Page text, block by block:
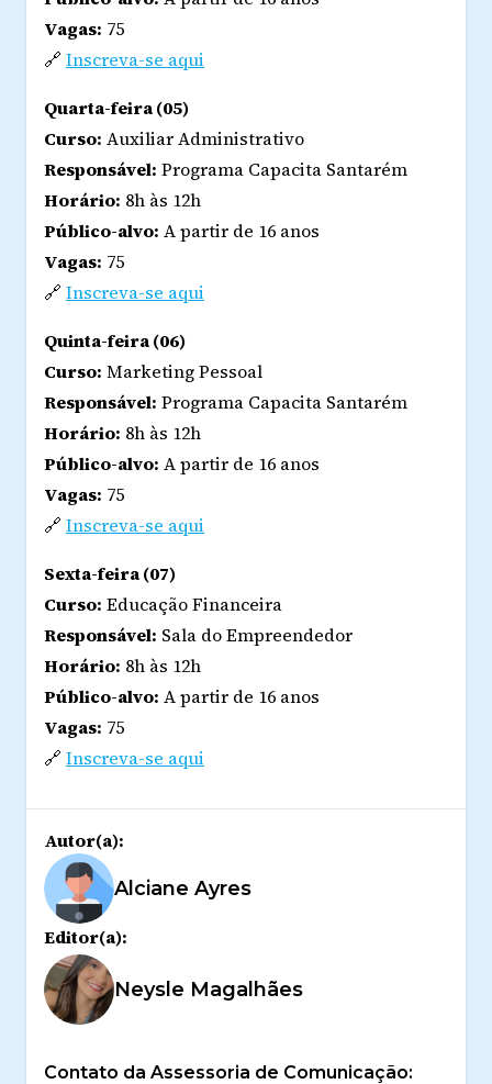
Vagas: 75
🔗 Inscreva-se aqui
Quarta-feira (05)
Curso: Auxiliar Administrativo
Responsável: Programa Capacita Santarém
Horário: 8h às 12h
Público-alvo: A partir de 16 anos
Vagas: 75
🔗 Inscreva-se aqui
Quinta-feira (06)
Curso: Marketing Pessoal
Responsável: Programa Capacita Santarém
Horário: 8h às 12h
Público-alvo: A partir de 16 anos
Vagas: 75
🔗 Inscreva-se aqui
Sexta-feira (07)
Curso: Educação Financeira
Responsável: Sala do Empreendedor
Horário: 8h às 12h
Público-alvo: A partir de 16 anos
Vagas: 75
🔗 Inscreva-se aqui
Autor(a):
Alciane Ayres
Editor(a):
Neysle Magalhães
Contato da Assessoria de Comunicação: